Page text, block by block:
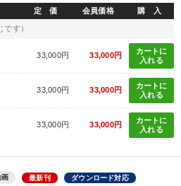
定 価 会員価格 購 入
です）
33,000円 33,000円
カートに
入れる
33,000円 33,000円
カートに
入れる
33,000円 33,000円
カートに
入れる
画 最新刊 ダウンロード対応